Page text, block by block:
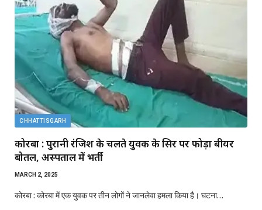
CHHATTISGARH
कोरबा : पुरानी रंजिश के चलते युवक के सिर पर फोड़ा बीयर
बोतल, अस्पताल में भर्ती
MARCH 2, 2025
कोरबा : कोरबा में एक युवक पर तीन लोगों ने जानलेवा हमला किया है। घटना…